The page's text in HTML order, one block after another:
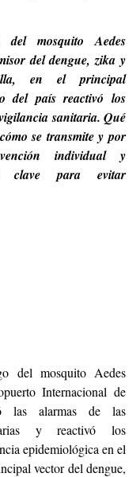
del mosquito Aedes
del dengue, zika y
en el principal
del país reactivó los
sanitaria. Qué
se transmite y por
individual y
clave para evitar
del mosquito Aedes
Internacional de
las alarmas de las
y reactivó los
epidemiológica en el
vector del dengue,